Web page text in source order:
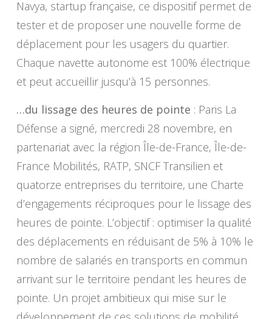
Navya, startup française, ce dispositif permet de
tester et de proposer une nouvelle forme de
déplacement pour les usagers du quartier.
Chaque navette autonome est 100% électrique
et peut accueillir jusqu’à 15 personnes.
…du lissage des heures de pointe : Paris La
Défense a signé, mercredi 28 novembre, en
partenariat avec la région Île-de-France, Île-de-
France Mobilités, RATP, SNCF Transilien et
quatorze entreprises du territoire, une Charte
d’engagements réciproques pour le lissage des
heures de pointe. L’objectif : optimiser la qualité
des déplacements en réduisant de 5% à 10% le
nombre de salariés en transports en commun
arrivant sur le territoire pendant les heures de
pointe. Un projet ambitieux qui mise sur le